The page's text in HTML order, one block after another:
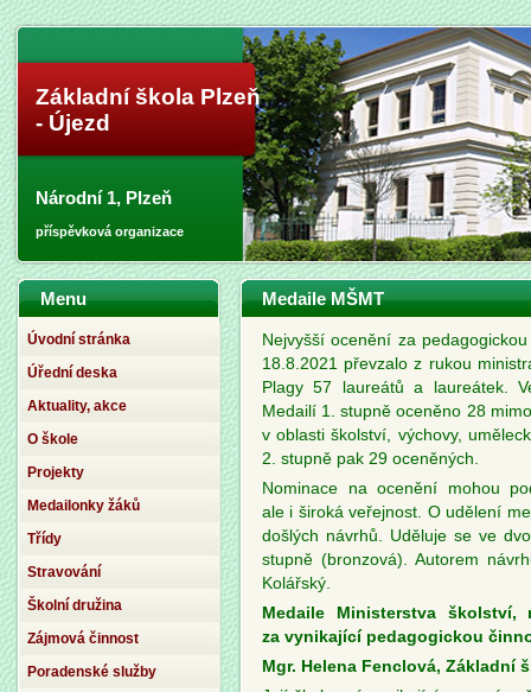
Základní škola Plzeň
- Újezd
Národní 1, Plzeň
příspěvková organizace
Medaile MŠMT
Nejvyšší ocenění za
18.8.2021 převzalo z rukou
Plagy 57 laureátů a laureátek.
Medailí 1. stupně oceněno 28
v oblasti školství, výchovy,
2. stupně pak 29 oceněných.
Nominace na ocenění mohou
ale i široká veřejnost. O udělení
došlých návrhů. Uděluje se ve
stupně (bronzová). Autorem
Kolářský.
Medaile Ministerstva
za vynikající pedagogickou
Mgr. Helena Fenclová, Základní
Menu
Úvodní stránka
Úřední deska
Aktuality, akce
O škole
Projekty
Medailonky žáků
Třídy
Stravování
Školní družina
Zájmová činnost
Poradenské služby